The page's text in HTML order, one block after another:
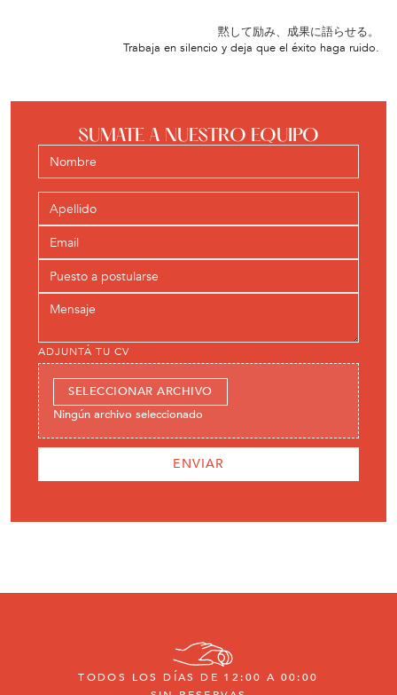
黙して励み、成果に語らせる。
Trabaja en silencio y deja que el éxito haga ruido.
SUMATE A NUESTRO EQUIPO
ADJUNTÁ TU CV
SELECCIONAR ARCHIVO
Ningún archivo seleccionado
TODOS LOS DÍAS DE 12:00 A 00:00